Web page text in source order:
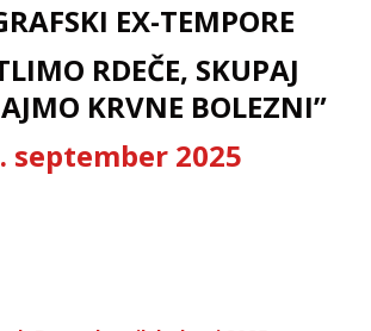
EX-TEMPORE
RDEČE, SKUPAJ
KRVNE BOLEZNI”
september 2025